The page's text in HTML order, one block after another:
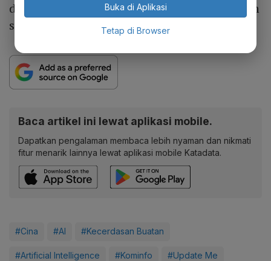
dan Teknologi Cina Zhongde didampingi oleh
sembilan anggota delegasi.
Baca artikel ini lewat aplikasi mobile.
Dapatkan pengalaman membaca lebih nyaman dan nikmati
fitur menarik lainnya lewat aplikasi mobile Katadata.
#Cina #AI #Kecerdasan Buatan
#Artificial Intelligence #Kominfo #Update Me
Buka di Aplikasi
Tetap di Browser